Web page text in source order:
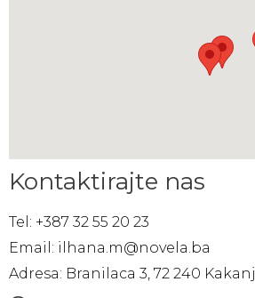
Kontaktirajte nas
Tel: +387 32 55 20 23
Email: ilhana.m@novela.ba
Adresa: Branilaca 3, 72 240 Kakanj